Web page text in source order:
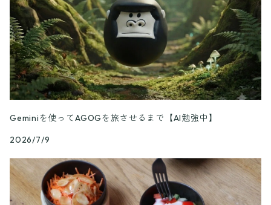
Geminiを使ってAGOGを旅させるまで【AI勉強中】
2026/7/9